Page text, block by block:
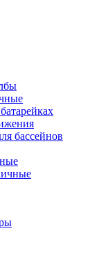
бассейнов